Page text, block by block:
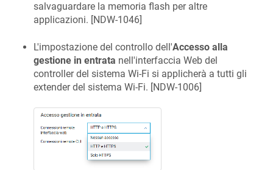
salvaguardare la memoria flash per altre
applicazioni. [NDW-1046]
L'impostazione del controllo dell'Accesso alla
gestione in entrata nell'interfaccia Web del
controller del sistema Wi‑Fi si applicherà a tutti gli
extender del sistema Wi‑Fi. [NDW-1006]